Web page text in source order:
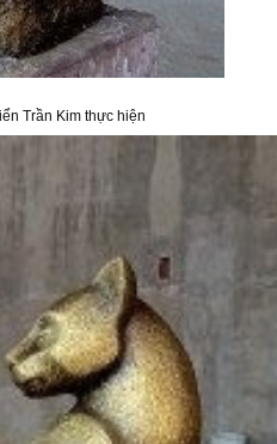
Trần Kim thực hiện